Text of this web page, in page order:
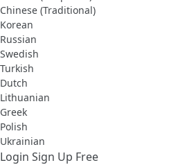
Chinese (Traditional)
Korean
Russian
Swedish
Turkish
Dutch
Lithuanian
Greek
Polish
Ukrainian
Login Sign Up Free